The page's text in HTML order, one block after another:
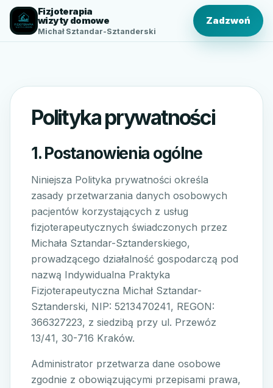
Fizjoterapia
wizyty domowe
Michał Sztandar-Sztanderski
Zadzwoń
Polityka prywatności
1. Postanowienia ogólne
Niniejsza Polityka prywatności określa
zasady przetwarzania danych osobowych
pacjentów korzystających z usług
fizjoterapeutycznych świadczonych przez
Michała Sztandar-Sztanderskiego,
prowadzącego działalność gospodarczą pod
nazwą Indywidualna Praktyka
Fizjoterapeutyczna Michał Sztandar-
Sztanderski, NIP: 5213470241, REGON:
366327223, z siedzibą przy ul. Przewóz
13/41, 30-716 Kraków.
Administrator przetwarza dane osobowe
zgodnie z obowiązującymi przepisami prawa,